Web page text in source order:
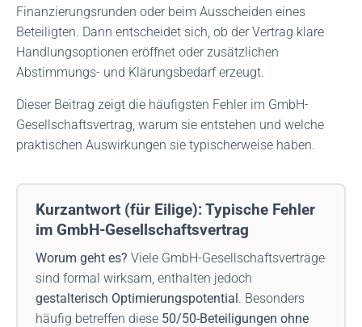
Finanzierungsrunden oder beim Ausscheiden eines
Beteiligten. Dann entscheidet sich, ob der Vertrag klare
Handlungsoptionen eröffnet oder zusätzlichen
Abstimmungs- und Klärungsbedarf erzeugt.
Dieser Beitrag zeigt die häufigsten Fehler im GmbH-
Gesellschaftsvertrag, warum sie entstehen und welche
praktischen Auswirkungen sie typischerweise haben.
Kurzantwort (für Eilige): Typische Fehler
im GmbH-Gesellschaftsvertrag
Worum geht es? Viele GmbH-Gesellschaftsverträge
sind formal wirksam, enthalten jedoch
gestalterisch Optimierungspotential. Besonders
häufig betreffen diese 50/50-Beteiligungen ohne